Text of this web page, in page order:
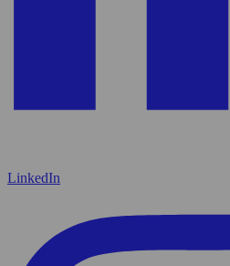
LinkedIn